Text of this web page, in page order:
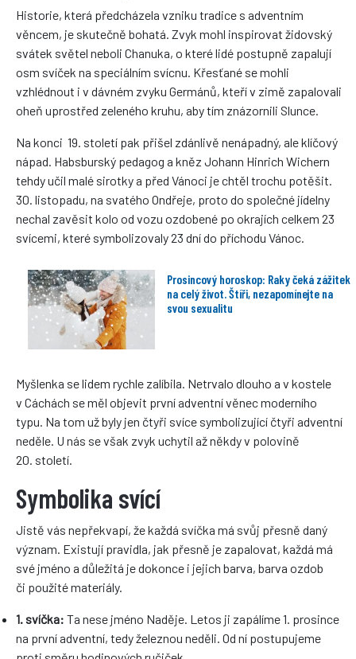
Historie, která předcházela vzniku tradice s adventním
věncem, je skutečně bohatá. Zvyk mohl inspirovat židovský
svátek světel neboli Chanuka, o které lidé postupně zapalují
osm svíček na speciálním svícnu. Křesťané se mohli
vzhlédnout i v dávném zvyku Germánů, kteří v zimě zapalovali
oheň uprostřed zeleného kruhu, aby tím znázornili Slunce.
Na konci 19. století pak přišel zdánlivě nenápadný, ale klíčový
nápad. Habsburský pedagog a kněz Johann Hinrich Wichern
tehdy učil malé sirotky a před Vánoci je chtěl trochu potěšit.
30. listopadu, na svatého Ondřeje, proto do společné jídelny
nechal zavěsit kolo od vozu ozdobené po okrajích celkem 23
svícemi, které symbolizovaly 23 dní do příchodu Vánoc.
Prosincový horoskop: Raky čeká zážitek
na celý život. Štíři, nezapomínejte na
svou sexualitu
Myšlenka se lidem rychle zalíbila. Netrvalo dlouho a v kostele
v Cáchách se měl objevit první adventní věnec moderního
typu. Na tom už byly jen čtyři svíce symbolizující čtyři adventní
neděle. U nás se však zvyk uchytil až někdy v polovině
20. století.
Symbolika svící
Jistě vás nepřekvapí, že každá svíčka má svůj přesně daný
význam. Existují pravidla, jak přesně je zapalovat, každá má
své jméno a důležitá je dokonce i jejich barva, barva ozdob
či použité materiály.
1. svíčka: Ta nese jméno Naděje. Letos ji zapálíme 1. prosince
na první adventní, tedy železnou neděli. Od ní postupujeme